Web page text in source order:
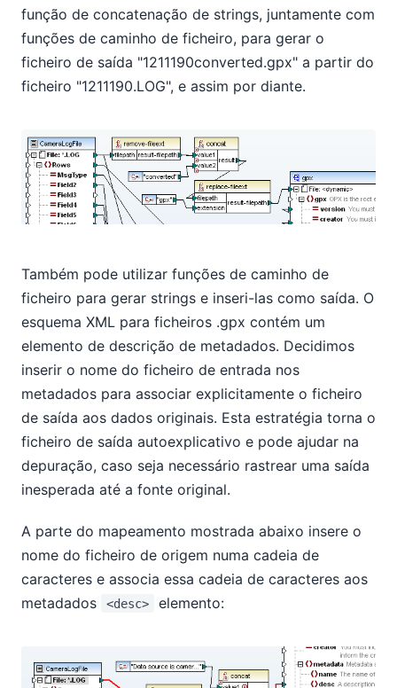
função de concatenação de strings, juntamente com
funções de caminho de ficheiro, para gerar o
ficheiro de saída "1211190converted.gpx" a partir do
ficheiro "1211190.LOG", e assim por diante.
Também pode utilizar funções de caminho de
ficheiro para gerar strings e inseri-las como saída. O
esquema XML para ficheiros .gpx contém um
elemento de descrição de metadados. Decidimos
inserir o nome do ficheiro de entrada nos
metadados para associar explicitamente o ficheiro
de saída aos dados originais. Esta estratégia torna o
ficheiro de saída autoexplicativo e pode ajudar na
depuração, caso seja necessário rastrear uma saída
inesperada até a fonte original.
A parte do mapeamento mostrada abaixo insere o
nome do ficheiro de origem numa cadeia de
caracteres e associa essa cadeia de caracteres aos
metadados
<desc> elemento: